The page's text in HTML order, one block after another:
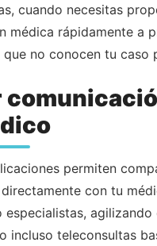
cuando necesitas
médica rápidamente a
que no conocen tu caso
permiten
con tu
especialistas, agilizando
incluso teleconsultas